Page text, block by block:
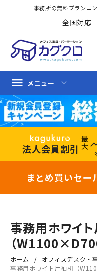
事務所の無料プランニ
全国対応
menu メニュー
法人会員割引
まとめ買いセー
事務用ホワイ
（
ホーム オフィスデスク・
事務用ホワイト片袖机（